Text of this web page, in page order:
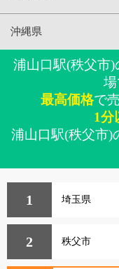
沖縄県
浦山口駅(秩父市
最高価格で
1分
浦山口駅(秩父市)
1
2